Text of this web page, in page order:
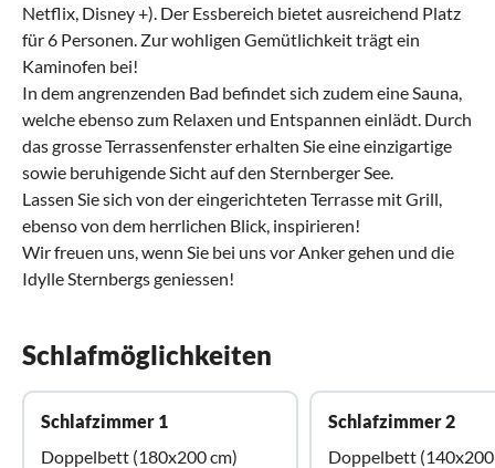
Netflix, Disney +). Der Essbereich bietet ausreichend Platz
für 6 Personen. Zur wohligen Gemütlichkeit trägt ein
Kaminofen bei!
In dem angrenzenden Bad befindet sich zudem eine Sauna,
welche ebenso zum Relaxen und Entspannen einlädt. Durch
das grosse Terrassenfenster erhalten Sie eine einzigartige
sowie beruhigende Sicht auf den Sternberger See.
Lassen Sie sich von der eingerichteten Terrasse mit Grill,
ebenso von dem herrlichen Blick, inspirieren!
Wir freuen uns, wenn Sie bei uns vor Anker gehen und die
Idylle Sternbergs geniessen!
Schlafmöglichkeiten
Schlafzimmer 1
Doppelbett (180x200 cm)
Schlafzimmer 2
Doppelbett (140x200